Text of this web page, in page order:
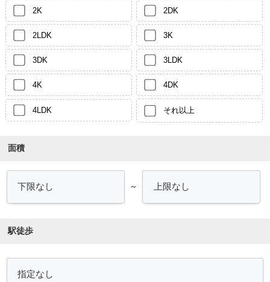
2K 2DK
2LDK 3K
3DK 3LDK
4K 4DK
4LDK それ以上
面積
～
駅徒歩